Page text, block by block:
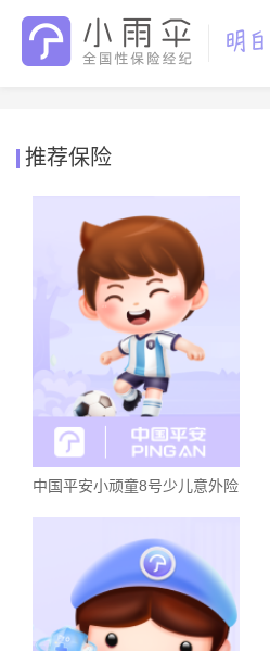
推荐保险
中国平安小顽童8号少儿意外险